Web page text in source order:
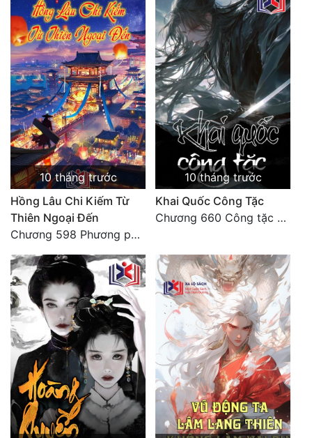
Đam Mỹ
Đẹp
Đẹp Hiệp
Tính Cách Nhân Vật :
Cơ Trí
Sát Phạt Quyết Đoán
Vô Sỉ
Điềm Đạm
10 tháng trước
Hồng Lâu Chi Kiếm Từ
Thiên Ngoại Đến
Chương 598 Phương pháp, Đại Ngọc phóng Bảo Thoa
10 tháng trước
Khai Quốc Công Tặc
Chương 660 Công tặc - Đại kết cục và vĩ thanh (4)